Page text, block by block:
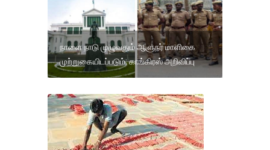
நாளை நாடு முழுவதும் ஆளுநர் மாளிகை
முற்றுகையிடப்படும்: காங்கிரஸ் அறிவிப்பு